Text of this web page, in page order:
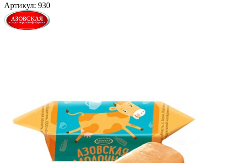
Артикул: 930